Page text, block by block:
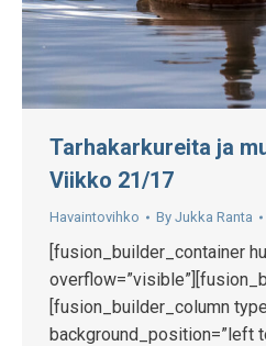
Tarhakarkureita ja
Viikko 21/17
Havaintovihko By Jukka Ranta
[fusion_builder_container
[fusion_builder_column
background_position=”left